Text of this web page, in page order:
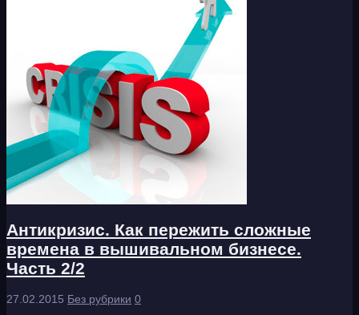
Антикризис. Как пережить сложные
времена в вышивальном бизнесе.
Часть 2/2
27.02.2015 Без рубрики 0